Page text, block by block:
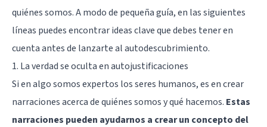
quiénes somos. A modo de pequeña guía, en las siguientes
líneas puedes encontrar ideas clave que debes tener en
cuenta antes de lanzarte al autodescubrimiento.
1. La verdad se oculta en autojustificaciones
Si en algo somos expertos los seres humanos, es en crear
narraciones acerca de quiénes somos y qué hacemos. Estas
narraciones pueden ayudarnos a crear un concepto del